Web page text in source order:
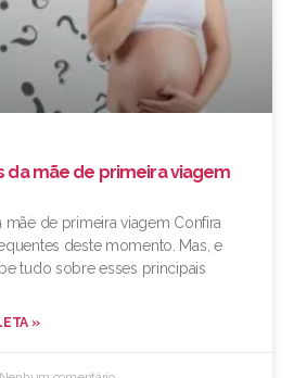
da mãe de primeira viagem
mãe de primeira viagem Confira
deste momento. Mas, e
tudo sobre esses principais
»